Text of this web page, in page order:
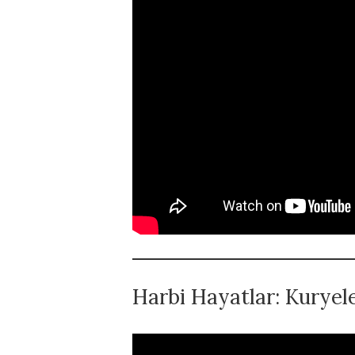
Harbi Hayatlar: